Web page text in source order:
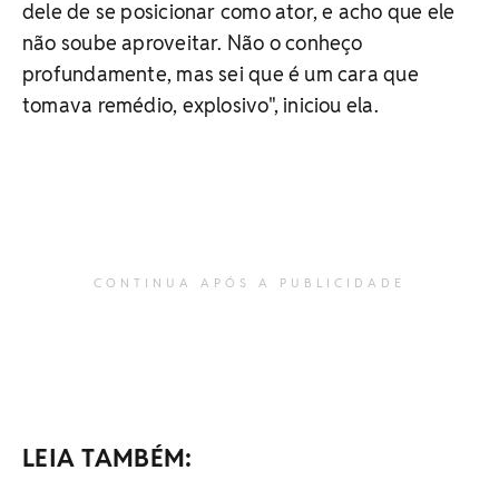
dele de se posicionar como ator, e acho que ele
não soube aproveitar. Não o conheço
profundamente, mas sei que é um cara que
tomava remédio, explosivo", iniciou ela.
CONTINUA APÓS A PUBLICIDADE
LEIA TAMBÉM: